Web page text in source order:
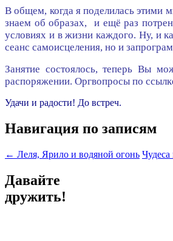
В общем, когда я поделилась этими
знаем об образах, и ещё раз
условиях и в жизни каждого. Ну, и
сеанс самоисцеления, но и
Занятие состоялось, теперь Вы
распоряжении. Оргвопросы по
Удачи и радости! До встреч.
Навигация по записям
← Леля, Ярило и водяной огонь
Давайте
дружить!